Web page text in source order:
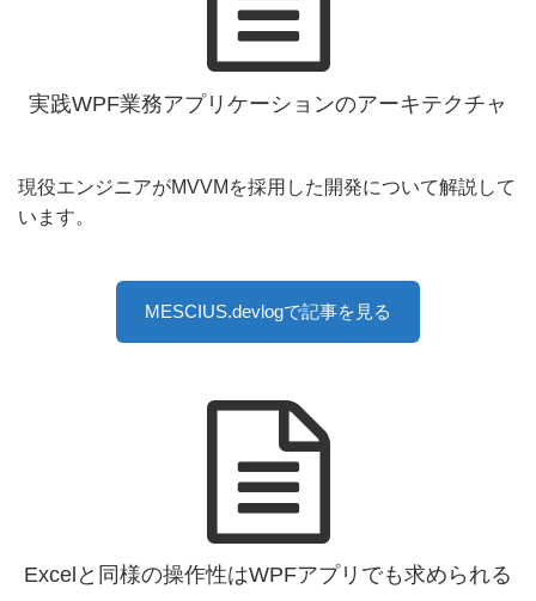
実践WPF業務アプリケーションのアーキテクチャ
現役エンジニアがMVVMを採用した開発について解説して
います。
MESCIUS.devlogで記事を見る
Excelと同様の操作性はWPFアプリでも求められる